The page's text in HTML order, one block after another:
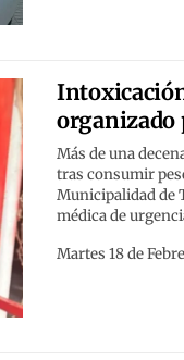
organizado
Más de una
tras consumir
Municipalidad de
médica de
Martes 18 de